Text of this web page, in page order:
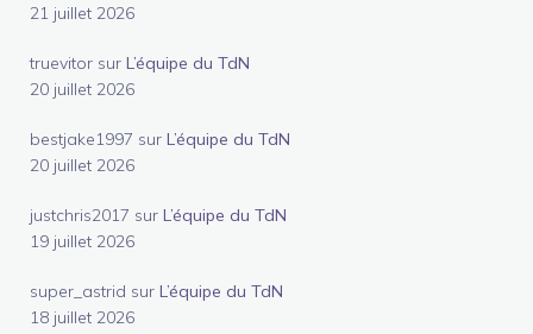
21 juillet 2026
truevitor sur L’équipe du TdN
20 juillet 2026
bestjake1997 sur L’équipe du TdN
20 juillet 2026
justchris2017 sur L’équipe du TdN
19 juillet 2026
super_astrid sur L’équipe du TdN
18 juillet 2026